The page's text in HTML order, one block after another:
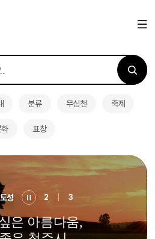
분류 무심천 축제
화 표창
성 2 3